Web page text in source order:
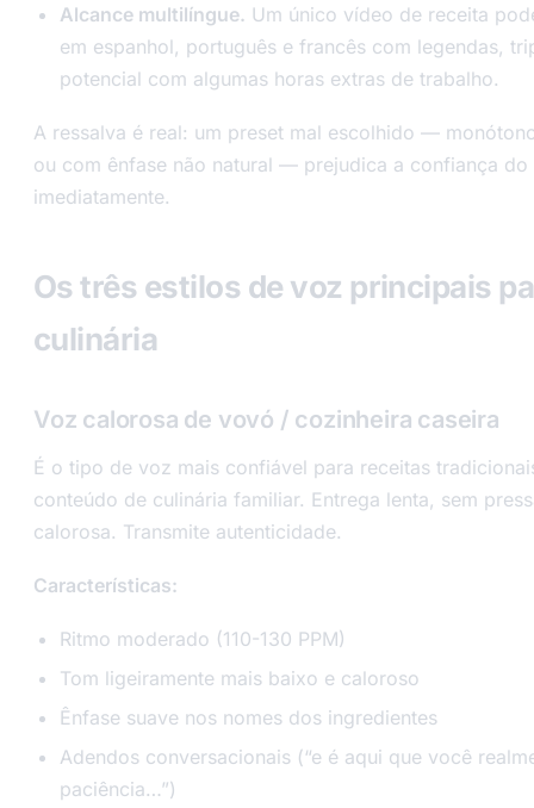
Alcance multilíngue. Um único vídeo de receita
em espanhol, português e francês com legendas,
potencial com algumas horas extras de trabalho.
A ressalva é real: um preset mal escolhido —
ou com ênfase não natural — prejudica a confiança do
imediatamente.
Os três estilos de voz principais
culinária
Voz calorosa de vovó / cozinheira caseira
É o tipo de voz mais confiável para receitas
conteúdo de culinária familiar. Entrega lenta, sem
calorosa. Transmite autenticidade.
Características:
Ritmo moderado (110-130 PPM)
Tom ligeiramente mais baixo e caloroso
Ênfase suave nos nomes dos ingredientes
Adendos conversacionais (“e é aqui que você
paciência…”)